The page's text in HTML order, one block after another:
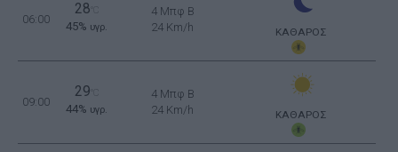
06:00
28
45% υγρ.
4 Μπφ B
24 Km/h
ΚΑΘΑΡΟΣ
09:00
29
44% υγρ.
4 Μπφ B
24 Km/h
ΚΑΘΑΡΟΣ